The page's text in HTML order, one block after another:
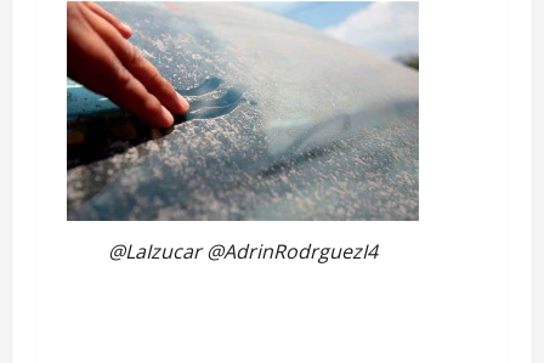
audio
@LaIzucar @AdrinRodrguezI4